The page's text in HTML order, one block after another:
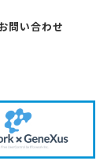
問い合わせ